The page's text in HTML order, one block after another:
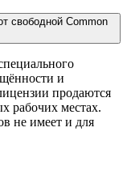
свободной Common
и
продаются
рабочих местах.
не имеет и для